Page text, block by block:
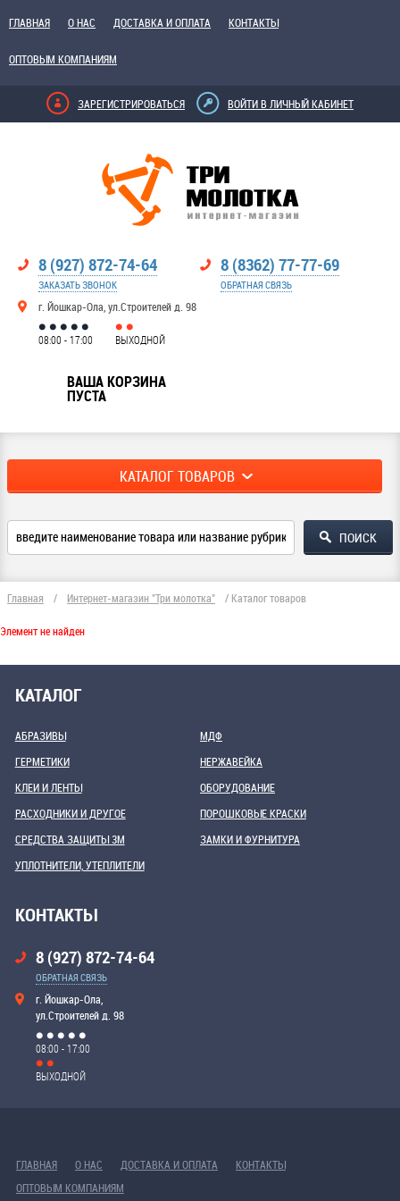
ГЛАВНАЯ О НАС ДОСТАВКА И ОПЛАТА КОНТАКТЫ
ОПТОВЫМ КОМПАНИЯМ
ЗАРЕГИСТРИРОВАТЬСЯ ВОЙТИ В ЛИЧНЫЙ КАБИНЕТ
8 (927) 872-74-64
ЗАКАЗАТЬ ЗВОНОК
г. Йошкар-Ола, ул.Строителей д. 98
8 (8362) 77-77-69
ОБРАТНАЯ СВЯЗЬ
08:00 - 17:00 ВЫХОДНОЙ
ВАША КОРЗИНА
ПУСТА
КАТАЛОГ ТОВАРОВ
Главная / Интернет-магазин "Три молотка" / Каталог товаров
Элемент не найден
КАТАЛОГ
АБРАЗИВЫ
ГЕРМЕТИКИ
КЛЕИ И ЛЕНТЫ
МДФ
НЕРЖАВЕЙКА
ОБОРУДОВАНИЕ
РАСХОДНИКИ И ДРУГОЕ
СРЕДСТВА ЗАЩИТЫ 3М
УПЛОТНИТЕЛИ, УТЕПЛИТЕЛИ
ПОРОШКОВЫЕ КРАСКИ
ЗАМКИ И ФУРНИТУРА
КОНТАКТЫ
8 (927) 872-74-64
ОБРАТНАЯ СВЯЗЬ
г. Йошкар-Ола,
ул.Строителей д. 98
08:00 - 17:00
ВЫХОДНОЙ
ГЛАВНАЯ О НАС ДОСТАВКА И ОПЛАТА
КОНТАКТЫ
ОПТОВЫМ КОМПАНИЯМ